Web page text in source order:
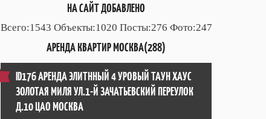
НА САЙТ ДОБАВЛЕНО
Всего:1543 Объекты:1020 Посты:276 Фото:247
АРЕНДА КВАРТИР МОСКВА(288)
ID176 АРЕНДА ЭЛИТННЫЙ 4 УРОВЫЙ ТАУН ХАУС
ЗОЛОТАЯ МИЛЯ УЛ.1-Й ЗАЧАТЬЕВСКИЙ ПЕРЕУЛОК
Д.10 ЦАО МОСКВА